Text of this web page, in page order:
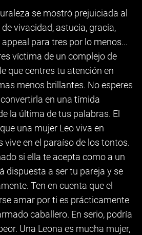
se mostró prejuiciada al
vivacidad, astucia, gracia,
para tres por lo menos...
víctima de un complejo de
que centres tu atención en
menos brillantes. No esperes
en una tímida
la última de tus palabras. El
una mujer Leo viva en
vive en el paraíso de los tontos.
si ella te acepta como a un
dispuesta a ser tu pareja y se
Ten en cuenta que el
amar por ti es prácticamente
caballero. En serio, podría
Una Leona es mucha mujer,